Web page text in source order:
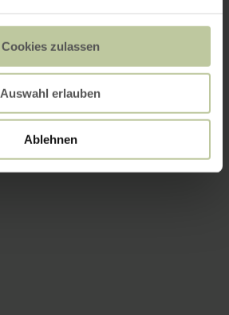
Cookies zulassen
Auswahl erlauben
Ablehnen